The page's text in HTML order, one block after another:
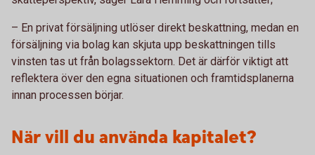
– En privat försäljning utlöser direkt beskattning, medan en
försäljning via bolag kan skjuta upp beskattningen tills
vinsten tas ut från bolagssektorn. Det är därför viktigt att
reflektera över den egna situationen och framtidsplanerna
innan processen börjar.
När vill du använda kapitalet?